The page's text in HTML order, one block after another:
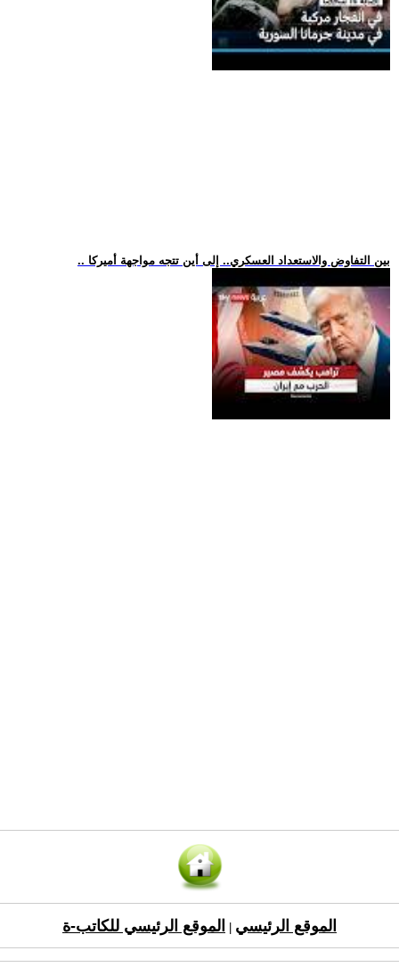
.. بين التفاوض والاستعداد العسكري.. إلى أين تتجه مواجهة أميركا
الموقع الرئيسي الموقع الرئيسي للكاتب-ة